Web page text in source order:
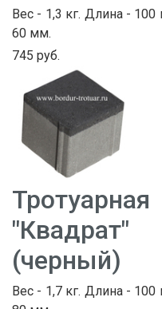
Вес - 1,3 кг. Длина -
60 мм.
745 руб.
(черный)
Вес - 1,7 кг. Длина -